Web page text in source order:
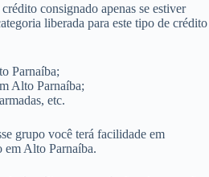
consignado apenas se estiver
liberada para este tipo de crédito
Parnaíba;
Alto Parnaíba;
etc.
grupo você terá facilidade em
em Alto Parnaíba.